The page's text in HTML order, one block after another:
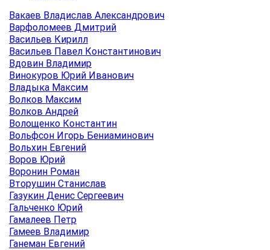
Вакаев Владислав Александрович
Варфоломеев Дмитрий
Васильев Кирилл
Васильев Павел Константинович
Вдовин Владимир
Винокуров Юрий Иванович
Владыка Максим
Волков Максим
Волков Андрей
Волощенко Константин
Вольфсон Игорь Бениаминович
Вольхин Евгений
Воров Юрий
Воронин Роман
Вторушин Станислав
Газукин Денис Сергеевич
Гальченко Юрий
Гамалеев Петр
Гамеев Владимир
Ганеман Евгений